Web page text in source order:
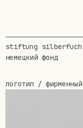
stiftung
немецкий фонд
логотип /